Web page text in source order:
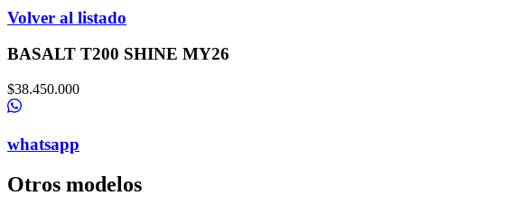
Volver al listado
BASALT T200 SHINE MY26
$38.450.000
whatsapp
Otros modelos